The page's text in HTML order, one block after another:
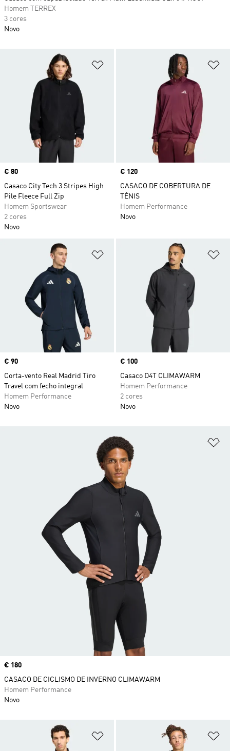
Adicionar à Lista de Desejos
Price
€ 80
Casaco City Tech 3 Stripes High
Pile Fleece Full Zip
Homem Sportswear
2 cores
Novo
Price
€ 120
CASACO DE COBERTURA DE
TÉNIS
Homem Performance
Novo
Adicionar à Lista de Desejos
Price
€ 90
Corta-vento Real Madrid Tiro
Travel com fecho integral
Homem Performance
Novo
Price
€ 100
Casaco D4T CLIMAWARM
Homem Performance
2 cores
Novo
Adicionar à Lista de Desejos
Price
€ 180
CASACO DE CICLISMO DE INVERNO CLIMAWARM
Homem Performance
Novo
Homem TERREX
3 cores
Novo